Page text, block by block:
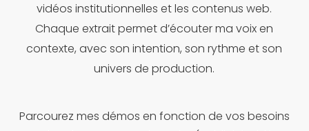
vidéos institutionnelles et les contenus web.
Chaque extrait permet d’écouter ma voix en
contexte, avec son intention, son rythme et son
univers de production.
Parcourez mes démos en fonction de vos besoins